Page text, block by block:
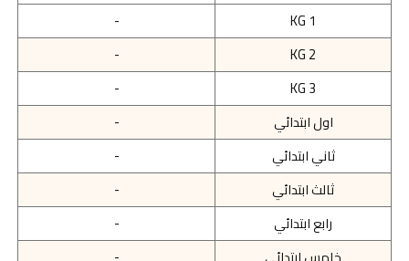
KG 1
-
KG 2
-
KG 3
-
اول ابتدائي
-
ثاني ابتدائي
-
ثالث ابتدائي
-
رابع ابتدائي
-